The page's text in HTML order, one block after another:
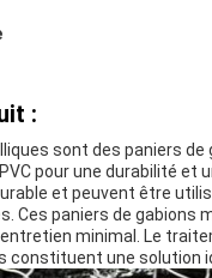
:
sont des paniers
pour une durabilité
et peuvent être
Ces paniers de gabions
minimal. Le
constituent une solution